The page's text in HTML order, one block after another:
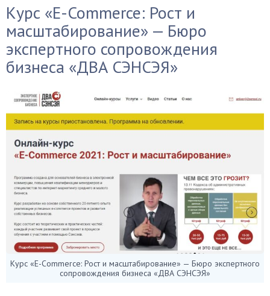
Курс «E-Commerce: Рост и
масштабирование» — Бюро
экспертного сопровождения
бизнеса «ДВА СЭНСЭЯ»
Курс «E-Commerce: Рост и масштабирование» — Бюро экспертного
сопровождения бизнеса «ДВА СЭНСЭЯ»